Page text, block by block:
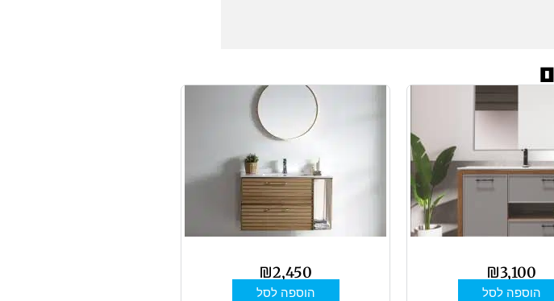
₪3,100
הוספה לסל
₪2,450
הוספה לסל